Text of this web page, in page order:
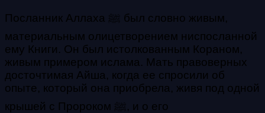
Посланник Аллаха ﷺ был словно живым,
материальным олицетворением ниспосланной
ему Книги. Он был истолкованным Кораном,
живым примером ислама. Мать правоверных
досточтимая Айша, когда ее спросили об
опыте, который она приобрела, живя под одной
крышей с Пророком ﷺ, и о его